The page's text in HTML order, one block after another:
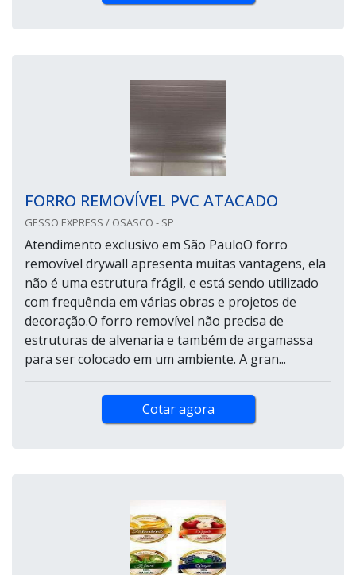
FORRO REMOVÍVEL PVC ATACADO
GESSO EXPRESS / OSASCO - SP
Atendimento exclusivo em São PauloO forro
removível drywall apresenta muitas vantagens, ela
não é uma estrutura frágil, e está sendo utilizado
com frequência em várias obras e projetos de
decoração.O forro removível não precisa de
estruturas de alvenaria e também de argamassa
para ser colocado em um ambiente. A gran...
Cotar agora